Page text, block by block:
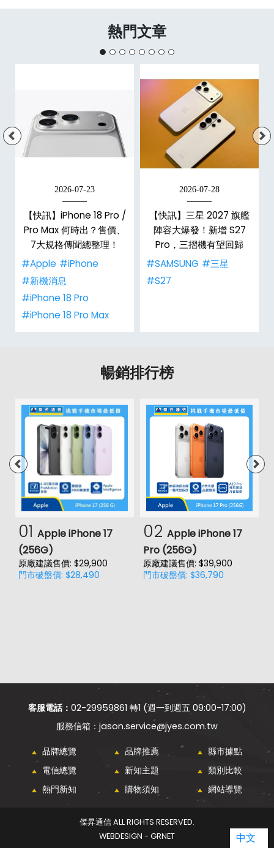
熱門文章
2026-07-23
【快訊】iPhone 18 Pro /
Pro Max 何時出？售價、
7大規格傳聞總整理！
#Apple #iPhone
#新機消息
#iPhone 18 Pro
#iPhone 18 Pro Max
2026-07-28
【快訊】三星 2027 旗艦
陣容大爆發！新增 S27
Pro，三摺機有望回歸
#SAMSUNG #三星
#S27
暢銷排行榜
01 Apple iPhone 17
(256G)
原廠建議售價: $29,900
門市破盤價: $28,490
02 Apple iPhone 17
Pro (256G)
原廠建議售價: $39,900
門市破盤價: $36,790
客服電話： 02-29959861 轉1 (週一到週五 09:00-17:00)
jason.service@jyes.com.tw
品牌總覽 品牌推薦
縣市據點
電信總覽
新知主題
類別比較
熱門新知
購物須知 網站導覽
傑昇通信 ALL RIGHTS RESERVED.
WEBDESIGN - GRNET
中文